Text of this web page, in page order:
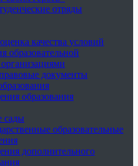
отряды
качества условий
образовательной
организациями
документы
образования
сады
образовательные
дополнительного